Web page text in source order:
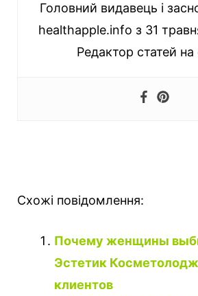
Головний видавець і
healthapple.info з 31
Редактор статей на
Схожі повідомлення:
Почему женщины
Эстетик
клиентов